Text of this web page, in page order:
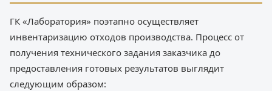
ГК «Лаборатория» поэтапно осуществляет
инвентаризацию отходов производства. Процесс от
получения технического задания заказчика до
предоставления готовых результатов выглядит
следующим образом: